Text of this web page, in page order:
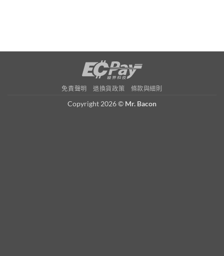
免責聲明 退換貨政策 條款與細則
Copyright 2026 © Mr. Bacon